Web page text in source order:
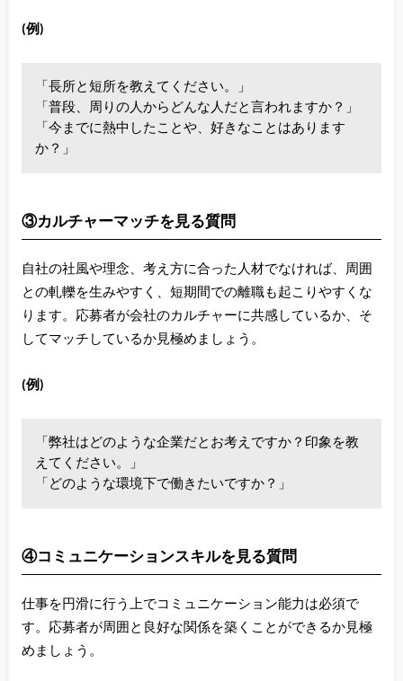
(例)
「長所と短所を教えてください。」
「普段、周りの人からどんな人だと言われますか？」
「今までに熱中したことや、好きなことはあります
か？」
③カルチャーマッチを見る質問
自社の社風や理念、考え方に合った人材でなければ、周囲
との軋轢を生みやすく、短期間での離職も起こりやすくな
ります。応募者が会社のカルチャーに共感しているか、そ
してマッチしているか見極めましょう。
(例)
「弊社はどのような企業だとお考えですか？印象を教
えてください。」
「どのような環境下で働きたいですか？」
④コミュニケーションスキルを見る質問
仕事を円滑に行う上でコミュニケーション能力は必須で
す。応募者が周囲と良好な関係を築くことができるか見極
めましょう。